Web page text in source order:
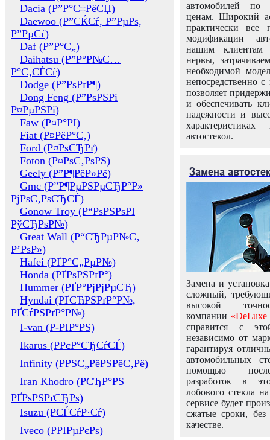
Dacia (Р”Р°С‡РёСЏ)
Daewoo (Р”СЌСѓ, Р”РµРѕ,
Р”РµСѓ)
Daf (Р”Р°С„)
Daihatsu (Р”Р°Р№С…
Р°С‚СЃСѓ)
Dodge (Р”РѕРґР¶)
Dong Feng (Р”РѕРЅРі
Р¤РµРЅРі)
Faw (Р¤Р°РІ)
Fiat (Р¤РёР°С‚)
Ford (Р¤РѕСЂРґ)
Foton (Р¤РѕС‚РѕРЅ)
Geely (Р”Р¶РёР»Рё)
Gmc (Р”Р¶РµРЅРµСЂР°Р»
РјРѕС‚РѕСЂСЃ)
Gonow Troy (Р“РѕРЅРѕРІ
РўСЂРѕР№)
Great Wall (Р“СЂРµР№С‚
Р’РѕР»)
Hafei (РҐР°С„РµР№)
Honda (РҐРѕРЅРґР°)
Hummer (РҐР°РјРјРµСЂ)
Hyndai (РҐСЋРЅРґР°Р№,
РҐСѓРЅРґР°Р№)
I-van (Р-РІР°РЅ)
Ikarus (РРєР°СЂСѓСЃ)
Infinity (РРЅС„РёРЅРёС‚Рё)
Iran Khodro (РСЂР°РЅ
РҐРѕРЅРґСЂРѕ)
Isuzu (РСЃСѓР·Сѓ)
Iveco (РРІРµРєРѕ)
автомобилей
ценам. Широкий
практически все
модификации
нашим клиентам
нервы,
необходимой
непосредственно
позволяет
и обеспечивать
надежности и
автостекол.
Замена
Замена и
сложный,
высокой
компании «DeLuxe
справится с
независимо от
гарантируя
автомобильных
помощью
разработок в
лобового стекла
сервисе будет
сжатые сроки,
качестве.